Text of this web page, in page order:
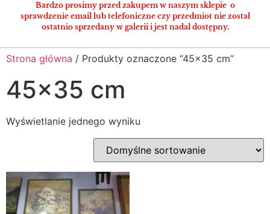
Bardzo prosimy przed zakupem w naszym sklepie o
sprawdzenie email lub telefoniczne czy przedmiot nie został
ostatnio sprzedany w galerii i jest nadal dostępny.
Strona główna / Produkty oznaczone “45x35 cm”
45x35 cm
Wyświetlanie jednego wyniku